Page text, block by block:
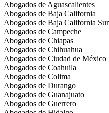
Abogados de Aguascalientes
Abogados de Baja California
Abogados de Baja California Sur
Abogados de Campeche
Abogados de Chiapas
Abogados de Chihuahua
Abogados de Ciudad de México
Abogados de Coahuila
Abogados de Colima
Abogados de Durango
Abogados de Guanajuato
Abogados de Guerrero